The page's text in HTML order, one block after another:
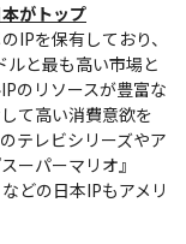
がトップ
IPを保有しており、
と最も高い市場と
のリソースが豊富な
て高い消費意欲を
テレビシリーズやア
ーパーマリオ』
どの日本IPもアメリ